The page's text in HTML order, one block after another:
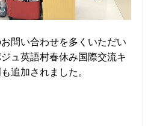
問い合わせを多くいただい
ュ英語村春休み国際交流キ
追加されました。